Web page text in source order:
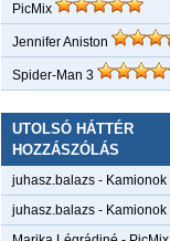
PicMix
Jennifer Aniston
Spider-Man 3
UTOLSÓ HÁTTÉR
HOZZÁSZÓLÁS
juhasz.balazs - Kamionok
juhasz.balazs - Kamionok